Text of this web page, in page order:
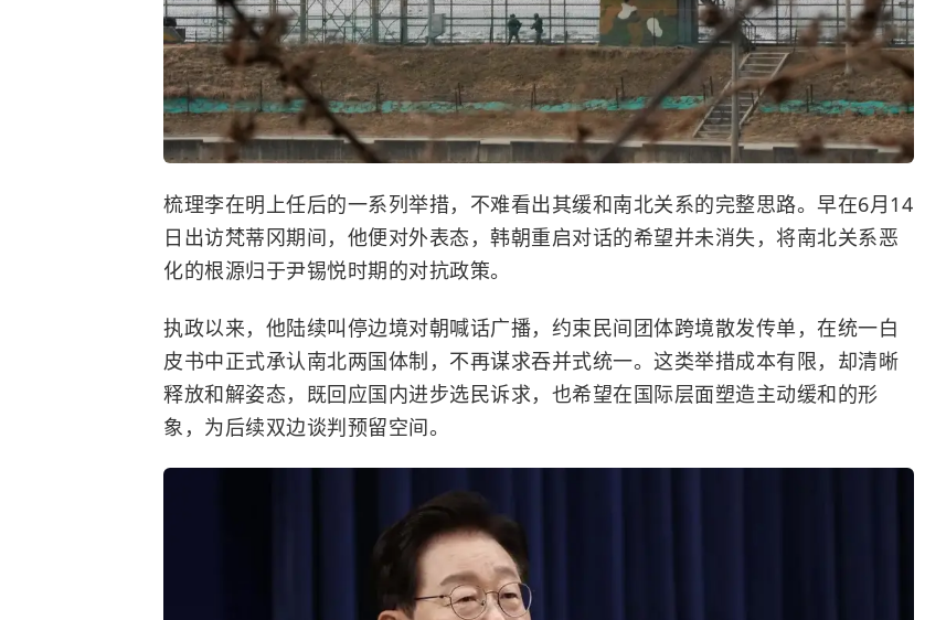
梳理李在明上任后的一系列举措，不难看出其缓和南北关系的完整思路。早在6月14
日出访梵蒂冈期间，他便对外表态，韩朝重启对话的希望并未消失，将南北关系恶
化的根源归于尹锡悦时期的对抗政策。
执政以来，他陆续叫停边境对朝喊话广播，约束民间团体跨境散发传单，在统一白
皮书中正式承认南北两国体制，不再谋求吞并式统一。这类举措成本有限，却清晰
释放和解姿态，既回应国内进步选民诉求，也希望在国际层面塑造主动缓和的形
象，为后续双边谈判预留空间。